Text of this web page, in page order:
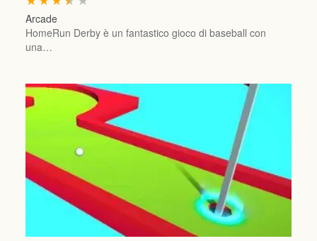
Arcade
HomeRun Derby è un fantastico gioco di baseball con
una…